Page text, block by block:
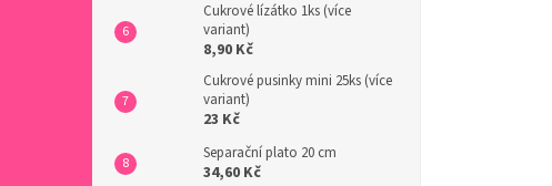
Cukrové lízátko 1ks (více
variant)
8,90 Kč
Cukrové pusinky mini 25ks (více
variant)
23 Kč
Separační plato 20 cm
34,60 Kč